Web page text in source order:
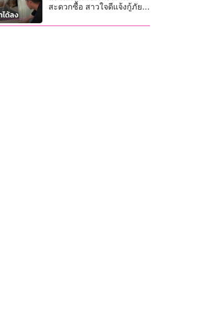
สะดวกซื้อ สาวใจดีแจ้งกู้ภัย